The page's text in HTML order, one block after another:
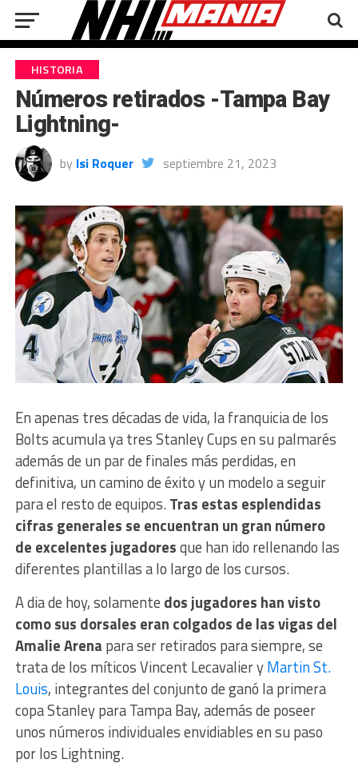
HISTORIA
Números retirados -Tampa Bay
Lightning-
by Isi Roquer septiembre 21, 2023
En apenas tres décadas de vida, la franquicia de los
Bolts acumula ya tres Stanley Cups en su palmarés
además de un par de finales más perdidas, en
definitiva, un camino de éxito y un modelo a seguir
para el resto de equipos.Tras estas esplendidas
cifras generales se encuentran un gran número
de excelentes jugadoresque han ido rellenando las
diferentes plantillas a lo largo de los cursos.
A dia de hoy, solamente dos jugadores han visto
como sus dorsales eran colgados de las vigas del
Amalie Arena para ser retirados para siempre, se
trata de los míticos Vincent Lecavalier yMartin St.
Louis, integrantes del conjunto de ganó la primera
copa Stanley para Tampa Bay, además de poseer
unos números individuales envidiables en su paso
por los Lightning.